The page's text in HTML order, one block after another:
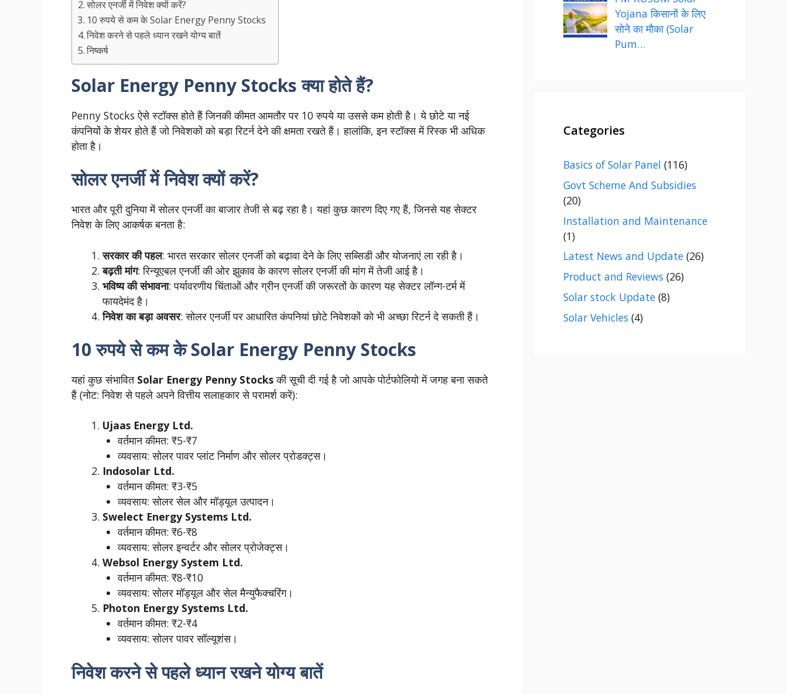
सोलर एनर्जी में निवेश क्यों करें?
10 रुपये से कम के Solar Energy Penny Stocks
निवेश करने से पहले ध्यान रखने योग्य बातें
निष्कर्ष
Solar Energy Penny Stocks क्या होते हैं?
Penny Stocks ऐसे स्टॉक्स होते हैं जिनकी कीमत आमतौर पर 10 रुपये या उससे कम होती है। ये छोटे या नई
कंपनियों के शेयर होते हैं जो निवेशकों को बड़ा रिटर्न देने की क्षमता रखते हैं। हालांकि, इन स्टॉक्स में रिस्क भी अधिक
होता है।
सोलर एनर्जी में निवेश क्यों करें?
भारत और पूरी दुनिया में सोलर एनर्जी का बाजार तेजी से बढ़ रहा है। यहां कुछ कारण दिए गए हैं, जिनसे यह सेक्टर
निवेश के लिए आकर्षक बनता है:
सरकार की पहल: भारत सरकार सोलर एनर्जी को बढ़ावा देने के लिए सब्सिडी और योजनाएं ला रही है।
बढ़ती मांग: रिन्यूएबल एनर्जी की ओर झुकाव के कारण सोलर एनर्जी की मांग में तेजी आई है।
भविष्य की संभावना: पर्यावरणीय चिंताओं और ग्रीन एनर्जी की जरूरतों के कारण यह सेक्टर लॉन्ग-टर्म में
फायदेमंद है।
निवेश का बड़ा अवसर: सोलर एनर्जी पर आधारित कंपनियां छोटे निवेशकों को भी अच्छा रिटर्न दे सकती हैं।
10 रुपये से कम के Solar Energy Penny Stocks
यहां कुछ संभावित Solar Energy Penny Stocksकी सूची दी गई है जो आपके पोर्टफोलियो में जगह बना सकते
हैं (नोट: निवेश से पहले अपने वित्तीय सलाहकार से परामर्श करें):
Ujaas Energy Ltd.
वर्तमान कीमत: ₹5-₹7
व्यवसाय: सोलर पावर प्लांट निर्माण और सोलर प्रोडक्ट्स।
Indosolar Ltd.
वर्तमान कीमत: ₹3-₹5
व्यवसाय: सोलर सेल और मॉड्यूल उत्पादन।
Swelect Energy Systems Ltd.
वर्तमान कीमत: ₹6-₹8
व्यवसाय: सोलर इन्वर्टर और सोलर प्रोजेक्ट्स।
Websol Energy System Ltd.
वर्तमान कीमत: ₹8-₹10
व्यवसाय: सोलर मॉड्यूल और सेल मैन्युफैक्चरिंग।
Photon Energy Systems Ltd.
वर्तमान कीमत: ₹2-₹4
व्यवसाय: सोलर पावर सॉल्यूशंस।
निवेश करने से पहले ध्यान रखने योग्य बातें
Yojana किसानों के लिए
सोने का मौका (Solar
Pum…
Categories
Basics of Solar Panel (116)
Govt Scheme And Subsidies
(20)
Installation and Maintenance
(1)
Latest News and Update (26)
Product and Reviews (26)
Solar stock Update (8)
Solar Vehicles (4)